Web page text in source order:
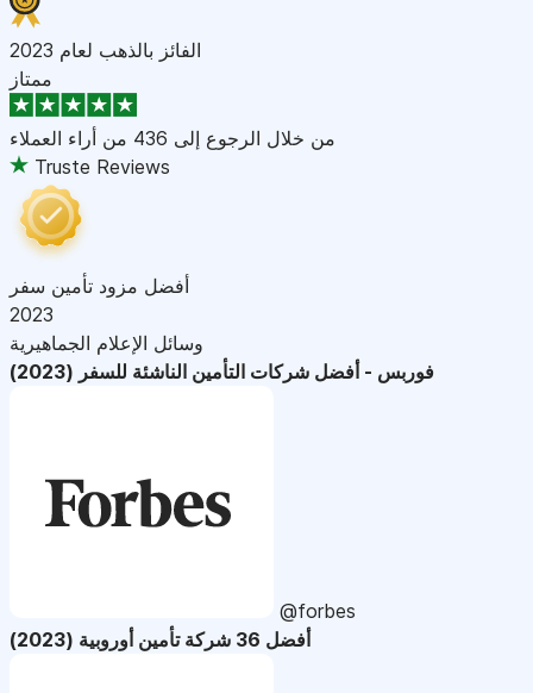
الفائز بالذهب لعام 2023
ممتاز
من خلال الرجوع إلى 436 من أراء العملاء
Truste Reviews
أفضل مزود تأمين سفر
2023
وسائل الإعلام الجماهيرية
فوربس - أفضل شركات التأمين الناشئة للسفر (2023)
@forbes
أفضل 36 شركة تأمين أوروبية (2023)